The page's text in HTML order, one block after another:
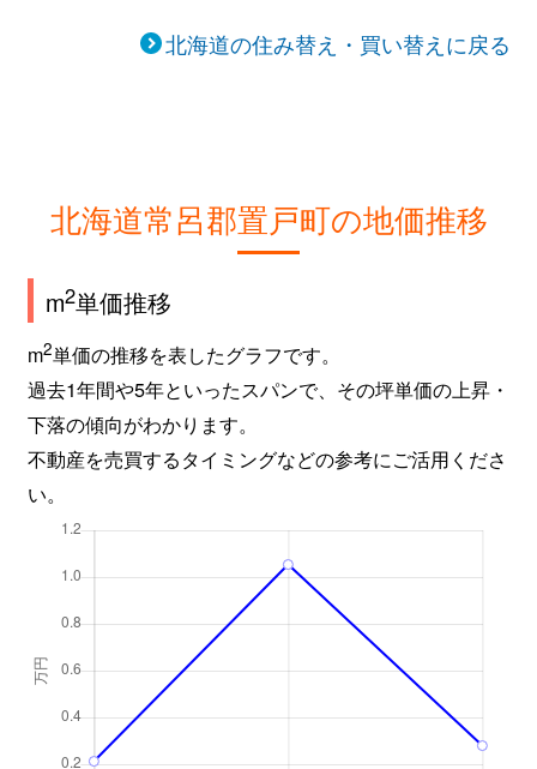
北海道の住み替え・買い替えに戻る
北海道常呂郡置戸町の地価推移
m2単価推移
m2単価の推移を表したグラフです。
過去1年間や5年といったスパンで、その坪単価の上昇・
下落の傾向がわかります。
不動産を売買するタイミングなどの参考にご活用くださ
い。